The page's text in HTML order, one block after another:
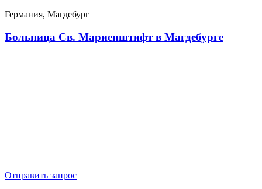
Германия, Магдебург
Больница Св. Мариенштифт в Магдебурге
Отправить запрос